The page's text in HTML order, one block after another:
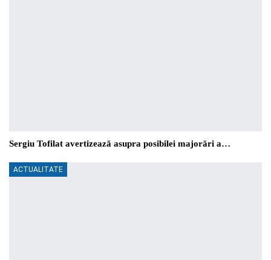
Sergiu Tofilat avertizează asupra posibilei majorări a…
ACTUALITATE